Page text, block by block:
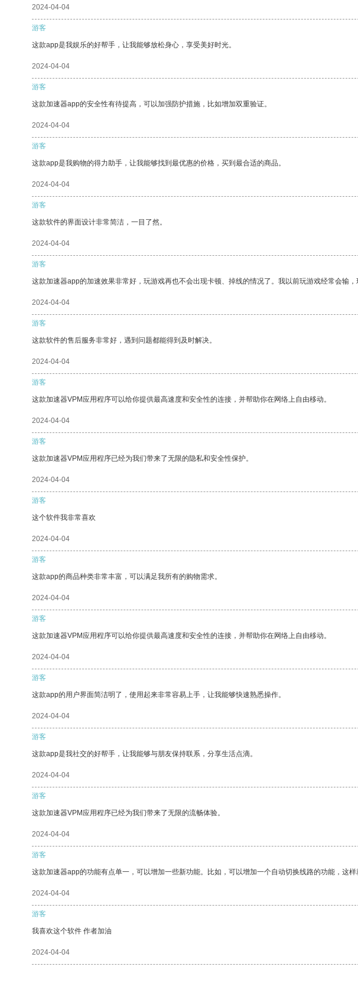
2024-04-04
游客
这款app是我娱乐的好帮手，让我能够放松身心，享受美好时光。
2024-04-04
游客
这款加速器app的安全性有待提高，可以加强防护措施，比如增加双重验证。
2024-04-04
游客
这款app是我购物的得力助手，让我能够找到最优惠的价格，买到最合适的商品。
2024-04-04
游客
这款软件的界面设计非常简洁，一目了然。
2024-04-04
游客
这款加速器app的加速效果非常好，玩游戏再也不会出现卡顿、掉线的情况了。我以前玩游戏经常会输
2024-04-04
游客
这款软件的售后服务非常好，遇到问题都能得到及时解决。
2024-04-04
游客
这款加速器VPM应用程序可以给你提供最高速度和安全性的连接，并帮助你在网络上自由移动。
2024-04-04
游客
这款加速器VPM应用程序已经为我们带来了无限的隐私和安全性保护。
2024-04-04
游客
这个软件我非常喜欢
2024-04-04
游客
这款app的商品种类非常丰富，可以满足我所有的购物需求。
2024-04-04
游客
这款加速器VPM应用程序可以给你提供最高速度和安全性的连接，并帮助你在网络上自由移动。
2024-04-04
游客
这款app的用户界面简洁明了，使用起来非常容易上手，让我能够快速熟悉操作。
2024-04-04
游客
这款app是我社交的好帮手，让我能够与朋友保持联系，分享生活点滴。
2024-04-04
游客
这款加速器VPM应用程序已经为我们带来了无限的流畅体验。
2024-04-04
游客
这款加速器app的功能有点单一，可以增加一些新功能。比如，可以增加一个自动切换线路的功能，这
2024-04-04
游客
我喜欢这个软件 作者加油
2024-04-04